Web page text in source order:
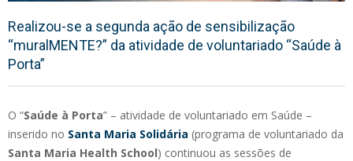
Realizou-se a segunda ação de sensibilização
“muralMENTE?” da atividade de voluntariado “Saúde à
Porta”
O “Saúde à Porta” – atividade de voluntariado em Saúde –
inserido no Santa Maria Solidária (programa de voluntariado da
Santa Maria Health School) continuou as sessões de